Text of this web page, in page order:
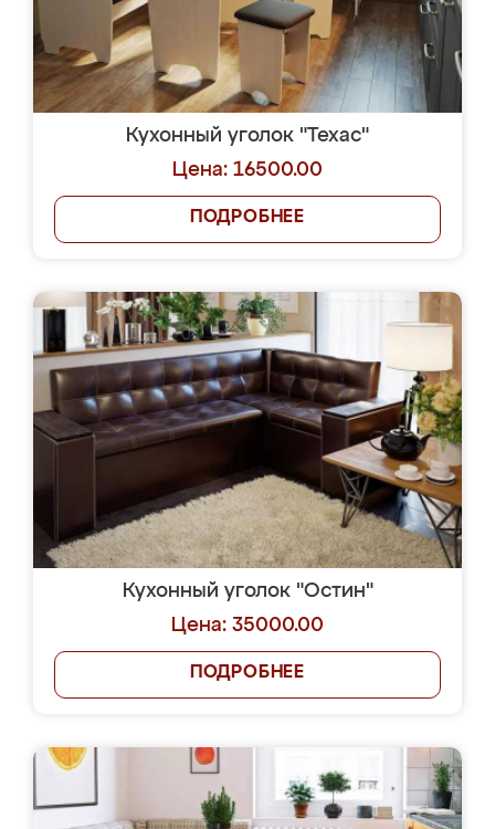
Кухонный уголок "Техас"
Цена: 16500.00
ПОДРОБНЕЕ
Кухонный уголок "Остин"
Цена: 35000.00
ПОДРОБНЕЕ